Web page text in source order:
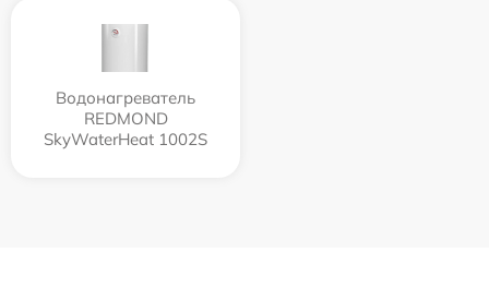
Водонагреватель
REDMOND
SkyWaterHeat 1002S